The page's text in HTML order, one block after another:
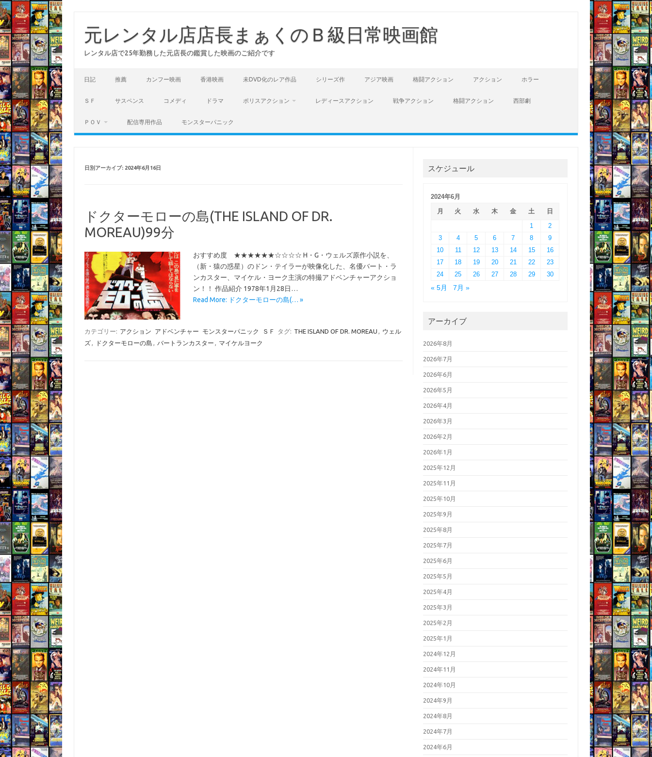
元レンタル店店長まぁくのＢ級日常映画館
レンタル店で25年勤務した元店長の鑑賞した映画のご紹介です
日記 推薦 カンフー映画 香港映画 未DVD化のレア作品 シリーズ作 アジア映画 格闘アクション アクション ホラー
ＳＦ サスペンス コメディ ドラマ ポリスアクション レディースアクション 戦争アクション 格闘アクション 西部劇
ＰＯＶ 配信専用作品 モンスターパニック
日別アーカイブ: 2024年6月16日
ドクターモローの島(THE ISLAND OF DR.
MOREAU)99分
おすすめ度 ★★★★★★☆☆☆☆ H・G・ウェルズ原作小説を、
（新・猿の惑星）のドン・テイラーが映像化した、名優バート・ラ
ンカスター、マイケル・ヨーク主演の特撮アドベンチャーアクショ
ン！！ 作品紹介 1978年1月28日…
Read More: ドクターモローの島(… »
カテゴリー: アクション アドベンチャー モンスターパニック ＳＦ タグ: THE ISLAND OF DR. MOREAU , ウェル
ズ, ドクターモローの島 , バートランカスター , マイケルヨーク
スケジュール
2024年6月
月
火 水 木 金 土
日
1
2
3
4 5 6 7 8
9
10
11 12 13 14 15
16
17
18 19 20 21 22
23
24
25 26 27 28 29
30
« 5月
7月 »
アーカイブ
2026年8月
2026年7月
2026年6月
2026年5月
2026年4月
2026年3月
2026年2月
2026年1月
2025年12月
2025年11月
2025年10月
2025年9月
2025年8月
2025年7月
2025年6月
2025年5月
2025年4月
2025年3月
2025年2月
2025年1月
2024年12月
2024年11月
2024年10月
2024年9月
2024年8月
2024年7月
2024年6月